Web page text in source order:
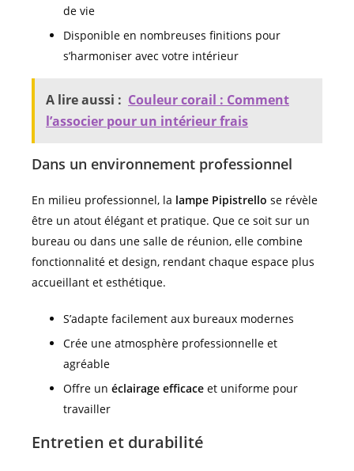
de vie
Disponible en nombreuses finitions pour
s’harmoniser avec votre intérieur
A lire aussi : Couleur corail : Comment
l’associer pour un intérieur frais
Dans un environnement professionnel
En milieu professionnel, la lampe Pipistrello se révèle
être un atout élégant et pratique. Que ce soit sur un
bureau ou dans une salle de réunion, elle combine
fonctionnalité et design, rendant chaque espace plus
accueillant et esthétique.
S’adapte facilement aux bureaux modernes
Crée une atmosphère professionnelle et
agréable
Offre un éclairage efficace et uniforme pour
travailler
Entretien et durabilité